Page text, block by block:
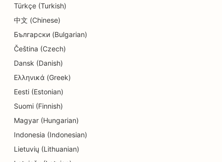
Türkçe (Turkish)
中文 (Chinese)
Български (Bulgarian)
Čeština (Czech)
Dansk (Danish)
Ελληνικά (Greek)
Eesti (Estonian)
Suomi (Finnish)
Magyar (Hungarian)
Indonesia (Indonesian)
Lietuvių (Lithuanian)